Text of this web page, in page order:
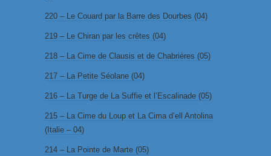
220 – Le Couard par la Barre des Dourbes (04)
219 – Le Chiran par les crêtes (04)
218 – La Cime de Clausis et de Chabrières (05)
217 – La Petite Séolane (04)
216 – La Turge de La Suffie et l’Escalinade (05)
215 – La Cime du Loup et La Cima d’ell Antolina
(Italie – 04)
214 – La Pointe de Marte (05)